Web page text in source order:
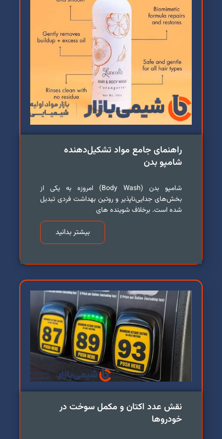
راهنمای جامع مواد تشکیل‌دهنده
شامپو بدن
شامپو بدن (Body Wash) امروزه به یکی از
بخش‌های جدایی‌ناپذیر و روتین بهداشت فردی تبدیل
شده است. برخلاف شوینده های
بیشتر بدانید
نقش عدد اکتان و مکمل سوخت در
خودروها